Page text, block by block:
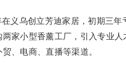
义乌创立芳迪家居，初期三
家小型香薰工厂，引入专业人
、电商、直播等渠道。